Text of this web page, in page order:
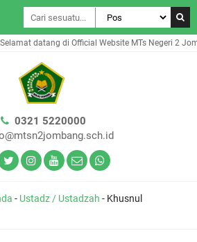
datang di Official Website MTs Negeri 2
0321 5220000
- Ustadz / Ustadzah - Khusnul